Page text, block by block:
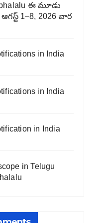
phalalu ఈ మూడు
1–8, 2026 వార
in India
in India
in India
in Telugu